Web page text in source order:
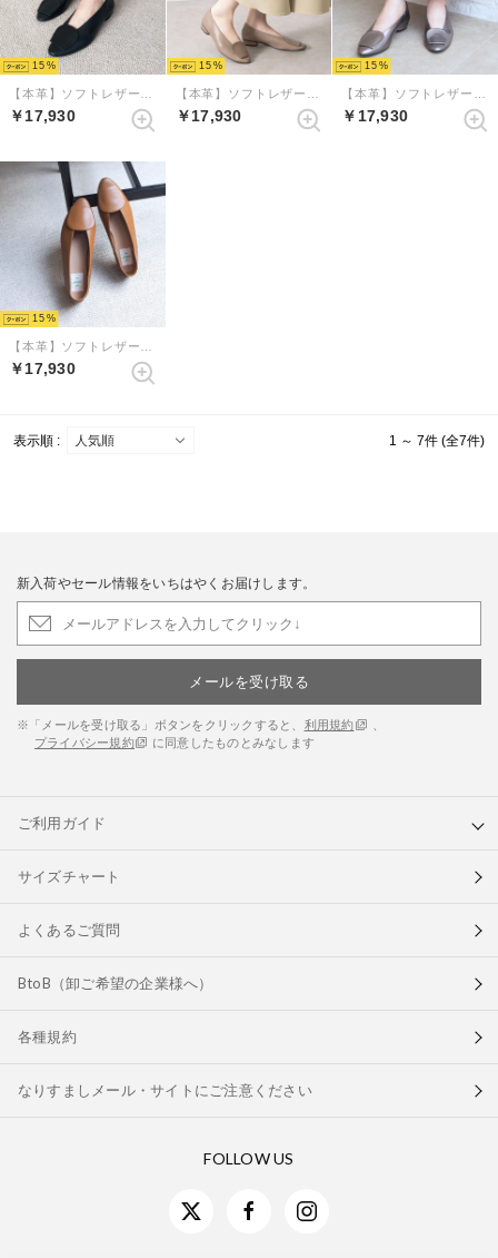
15
￥17,930
15
￥17,930
15
￥17,930
15
￥17,930
表示順 : 1 ～ 7件 (全7件)
新入荷やセール情報をいちはやくお届けします。
メールを受け取る
※「メールを受け取る」ボタンをクリックすると、 利用規約
プライバシー規約
に同意したものとみなします
ご利用ガイド
サイズチャート
よくあるご質問
BtoB（卸ご希望の企業様へ）
各種規約
なりすましメール・サイトにご注意ください
FOLLOW US